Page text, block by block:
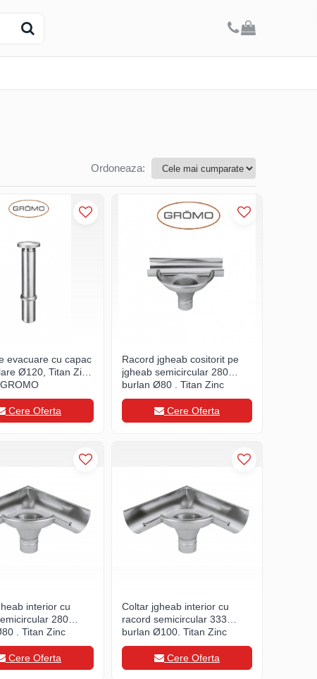
Ordoneaza:
evacuare cu capac
Ø120, Titan Zinc
Cere Oferta
Racord jgheab cositorit pe
jgheab semicircular 280
burlan Ø80 , Titan Zinc
natural, GROMO
Cere Oferta
interior cu
280
, Titan Zinc
Cere Oferta
Coltar jgheab interior cu
racord semicircular 333
burlan Ø100, Titan Zinc
natural, GROMO
Cere Oferta